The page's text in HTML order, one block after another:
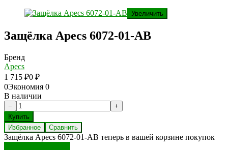
Увеличить
Защёлка Apecs 6072-01-AB
Бренд
Apecs
1 715 ₽0 ₽
0Экономия 0
В наличии
Избранное Сравнить
Защёлка Apecs 6072-01-AB теперь в вашей корзине покупок